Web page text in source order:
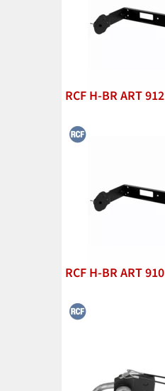
RCF H-BR ART 912
RCF H-BR ART 910